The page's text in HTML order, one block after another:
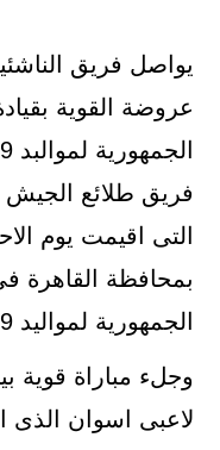
عروضة القوية
فريق طلائع
التى اقيمت يوم
الجمهورية لمواليد 99
وجلء مباراة قوية
لاعبى اسوان الذى